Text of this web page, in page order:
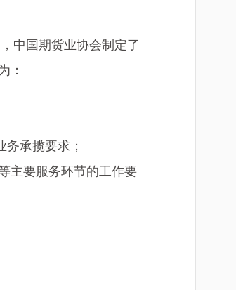
中国期货业协会制定了
：
承揽要求；
主要服务环节的工作要